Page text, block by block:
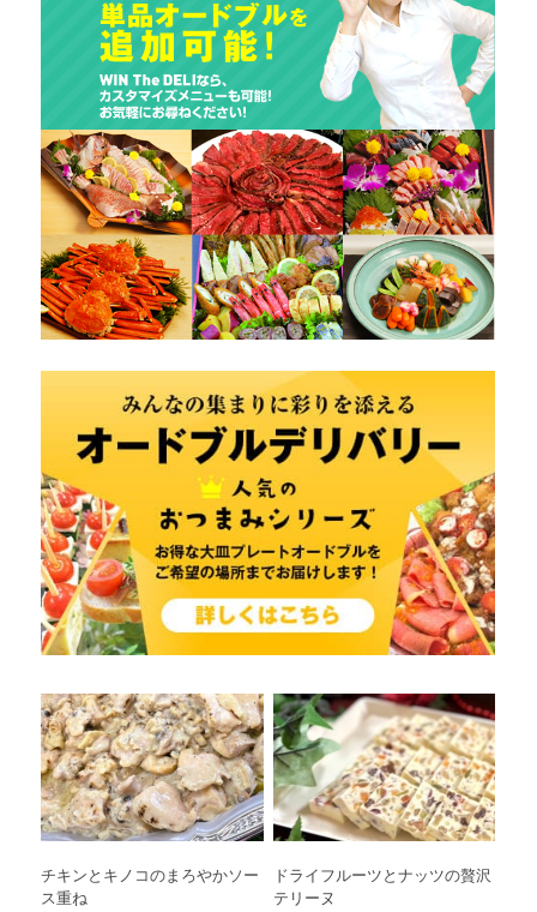
チキンとキノコのまろやかソー
ス重ね
ドライフルーツとナッツの贅沢
テリーヌ